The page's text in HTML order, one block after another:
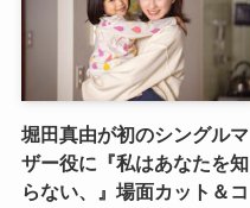
堀田真由が初のシングルマ
ザー役に『私はあなたを知
らない、』場面カット＆コ